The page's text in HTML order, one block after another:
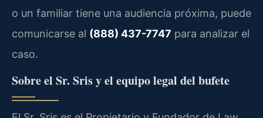
o un familiar tiene una audiencia próxima, puede
comunicarse al (888) 437-7747 para analizar el
caso.
Sobre el Sr. Sris y el equipo legal del bufete